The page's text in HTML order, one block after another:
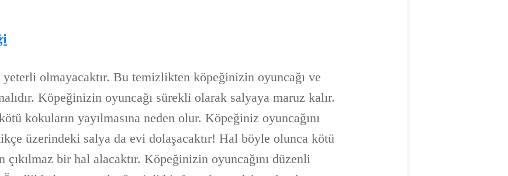
olmayacaktır. Bu temizlikten köpeğinizin oyuncağı ve
Köpeğinizin oyuncağı sürekli olarak salyaya maruz kalır.
kokuların yayılmasına neden olur. Köpeğiniz oyuncağını
üzerindeki salya da evi dolaşacaktır! Hal böyle olunca kötü
bir hal alacaktır. Köpeğinizin oyuncağını düzenli